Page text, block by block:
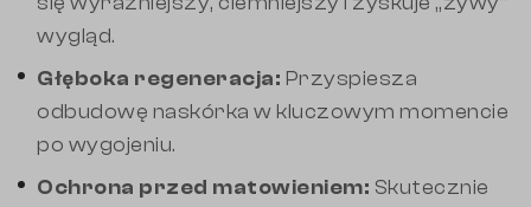
wygląd.
Głęboka regeneracja: Przyspiesza
odbudowę naskórka w kluczowym momencie
po wygojeniu.
Ochrona przed matowieniem: Skutecznie